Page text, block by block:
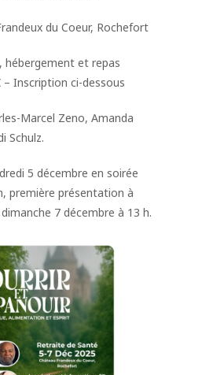
du Coeur, Rochefort
hébergement et repas
– Inscription ci-dessous
Marcel Zeno, Amanda
Schulz.
5 décembre en soirée
première présentation à
dimanche 7 décembre à 13 h.